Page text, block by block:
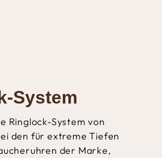
System
Ringlock-System von
den für extreme Tiefen
der Marke,